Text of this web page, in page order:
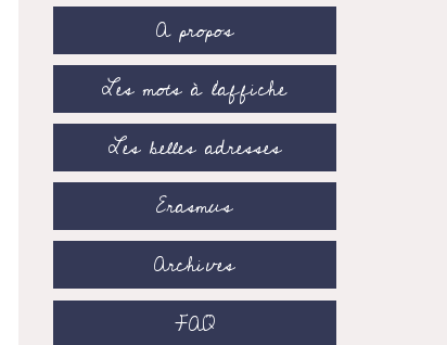
A propos
Les mots à l’affiche
Les belles adresses
Erasmus
Archives
FAQ